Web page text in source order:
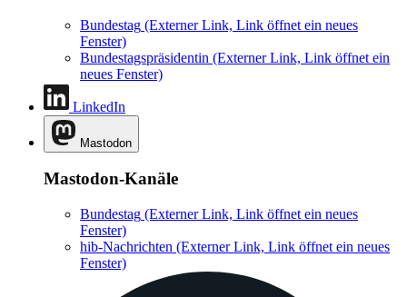
Bundestag (Externer Link, Link öffnet ein neues
Fenster)
Bundestagspräsidentin (Externer Link, Link öffnet ein
neues Fenster)
LinkedIn
Mastodon
Mastodon-Kanäle
Bundestag (Externer Link, Link öffnet ein neues
Fenster)
hib-Nachrichten (Externer Link, Link öffnet ein neues
Fenster)